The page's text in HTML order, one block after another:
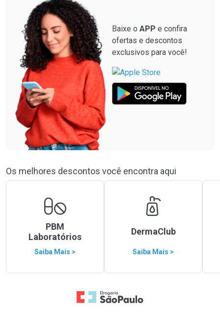
Baixe o APP e confira
ofertas e descontos
exclusivos para você!
Os melhores descontos você encontra aqui
PBM
Laboratórios
Saiba Mais >
DermaClub
Saiba Mais >
Ir para a Home